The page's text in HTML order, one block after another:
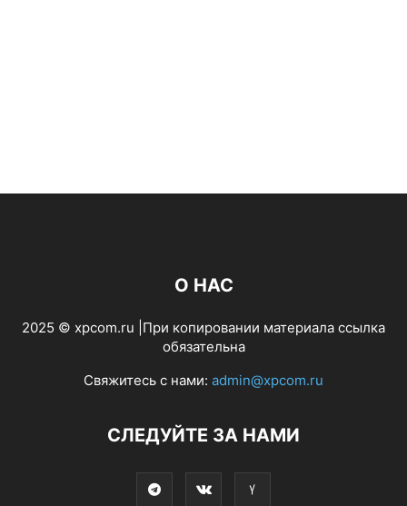
О НАС
2025 © xpcom.ru |При копировании материала ссылка
обязательна
Свяжитесь с нами: admin@xpcom.ru
СЛЕДУЙТЕ ЗА НАМИ